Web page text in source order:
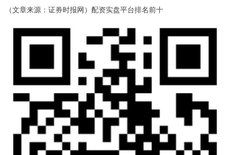
（文章来源：证券时报网）配资实盘平台排名前十